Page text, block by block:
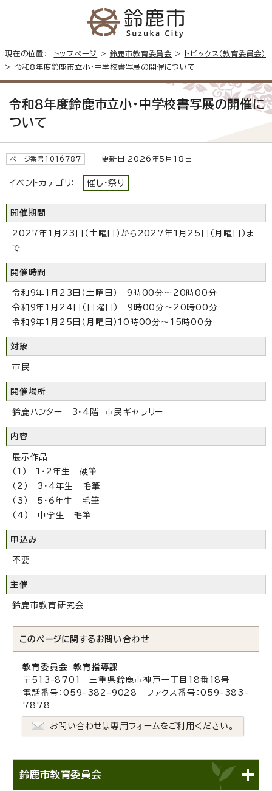
現在の位置： トップページ > 鈴鹿市教育委員会 >
トピックス（教育委員会）
> 令和8年度鈴鹿市立小・中学校書写展の開催について
令和8年度鈴鹿市立小・中学校書写展の開催に
ついて
ページ番号1016787 更新日 2026年5月18日
イベントカテゴリ： 催し・祭り
開催期間
2027年1月23日（土曜日）から2027年1月25日（月曜日）ま
で
開催時間
令和9年1月23日（土曜日） 9時00分～20時00分
令和9年1月24日（日曜日） 9時00分～20時00分
令和9年1月25日（月曜日）10時00分～15時00分
対象
市民
開催場所
鈴鹿ハンター 3・4階 市民ギャラリー
内容
展示作品
（1） 1・2年生 硬筆
（2） 3・4年生 毛筆
（3） 5・6年生 毛筆
（4） 中学生 毛筆
申込み
不要
主催
鈴鹿市教育研究会
このページに関する お問い合わせ
教育委員会 教育指導課
〒513-8701 三重県鈴鹿市神戸一丁目18番18号
電話番号：059-382-9028 ファクス番号：059-383-
7878
お問い合わせは専用フォームをご利用ください。
鈴鹿市教育委員会